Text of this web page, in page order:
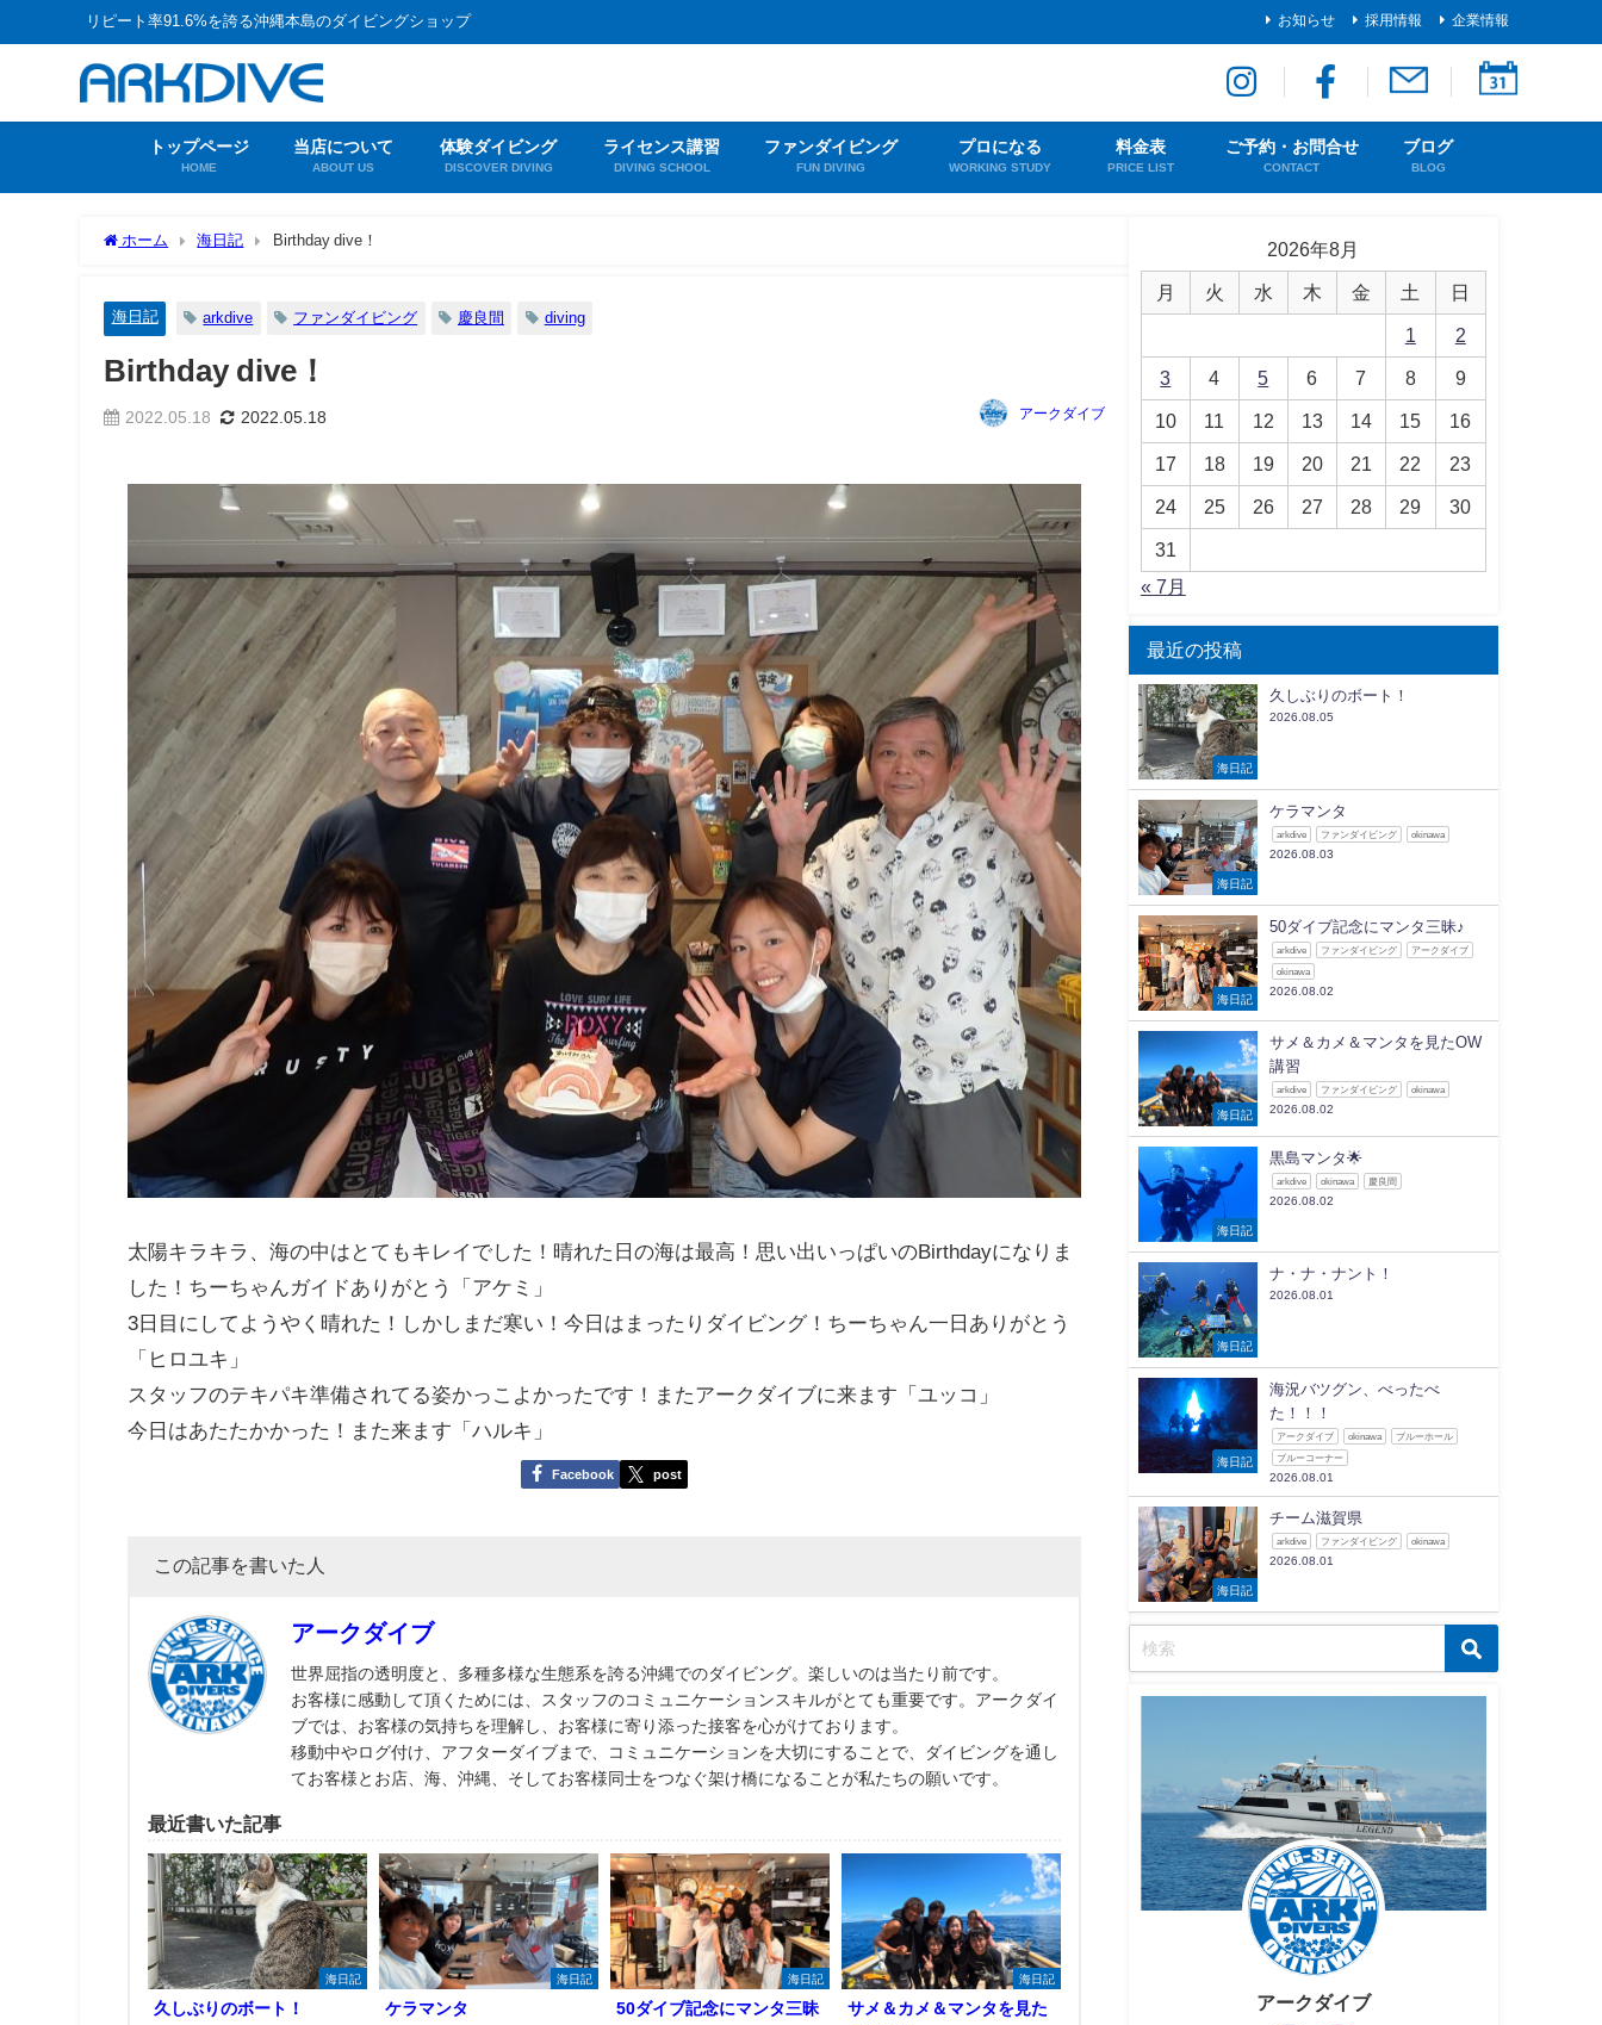
リピート率91.6%を誇る沖縄本島のダイビングショップ お知らせ 採用情報 企業情報
トップページ
HOME
当店について
ABOUT US
体験ダイビング
DISCOVER DIVING
ライセンス講習
DIVING SCHOOL
ファンダイビング
FUN DIVING
プロになる
WORKING STUDY
料金表
PRICE LIST
ご予約・お問合せ
CONTACT
ブログ
BLOG
ホーム 海日記 Birthday dive！
海日記 arkdive ファンダイビング 慶良間 diving
Birthday dive！
2022.05.18 2022.05.18 アークダイブ
太陽キラキラ、海の中はとてもキレイでした！晴れた日の海は最高！思い出いっぱいのBirthdayになりま
した！ちーちゃんガイドありがとう「アケミ」
3日目にしてようやく晴れた！しかしまだ寒い！今日はまったりダイビング！ちーちゃん一日ありがとう
「ヒロユキ」
スタッフのテキパキ準備されてる姿かっこよかったです！またアークダイブに来ます「ユッコ」
今日はあたたかかった！また来ます「ハルキ」
Facebook post
この記事を書いた人
アークダイブ
世界屈指の透明度と、多種多様な生態系を誇る沖縄でのダイビング。楽しいのは当たり前です。
お客様に感動して頂くためには、スタッフのコミュニケーションスキルがとても重要です。アークダイ
ブでは、お客様の気持ちを理解し、お客様に寄り添った接客を心がけております。
移動中やログ付け、アフターダイブまで、コミュニケーションを大切にすることで、ダイビングを通し
てお客様とお店、海、沖縄、そしてお客様同士をつなぐ架け橋になることが私たちの願いです。
最近書いた記事
海日記
久しぶりのボート！
海日記
ケラマンタ
海日記
50ダイブ記念にマンタ三昧
海日記
サメ＆カメ＆マンタを見た
2026年8月
月 火 水 木 金 土 日
1 2
3 4 5 6 7 8 9
10 11 12 13 14 15 16
17 18 19 20 21 22 23
24 25 26 27 28 29 30
31
« 7月
最近の投稿
海日記
久しぶりのボート！
2026.08.05
海日記
ケラマンタ
arkdive ファンダイビング okinawa
2026.08.03
海日記
50ダイブ記念にマンタ三昧♪
arkdive ファンダイビング アークダイブ
okinawa
2026.08.02
海日記
サメ＆カメ＆マンタを見たOW
講習
arkdive ファンダイビング okinawa
2026.08.02
海日記
黒島マンタ🌟
arkdive okinawa 慶良間
2026.08.02
海日記
ナ・ナ・ナント！
2026.08.01
海日記
海況バツグン、べったべ
た！！！
アークダイブ okinawa ブルーホール
ブルーコーナー
2026.08.01
海日記
チーム滋賀県
arkdive ファンダイビング okinawa
2026.08.01
アークダイブ